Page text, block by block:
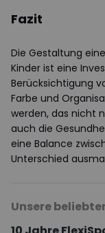
Fazit
Die Gestaltung
Kinder ist eine
Berücksichtigung
Farbe und
werden, das nicht
auch die
eine Balance
Unterschied
Unsere